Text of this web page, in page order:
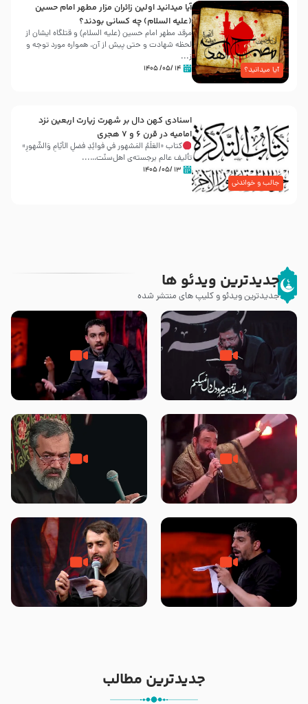
آیا میدانید؟
آیا میدانید اولین زائران مزار مطهر امام حسین
(علیه السلام) چه کسانی بودند؟
مرقد مطهر امام حسین (علیه السلام) و قتلگاه ایشان از
لحظه شهادت و حتی پیش از آن، همواره مورد توجه و
ز...
۱۴ /۰۵/ ۱۴۰۵
جالب و خواندنی
اسنادی کهن دال بر شهرت زیارت اربعین نزد
امامیه در قرن ۶ و ۷ هجری
کتاب «العَلَمُ المَشهور في فَوائِدِ فَضلِ الأيّامِ وَالشُّهورِ»
تألیف عالم برجسته‌ی اهل‌سنّت…...
۱۳ /۰۵/ ۱۴۰۵
جدیدترین ویدئو ها
جدیدترین ویدئو و کلیپ های منتشر شده
مصداق کربلا – حاج حسین سیب
سرخی
شور ، حسینا! به‌ حق زهرا «أُنْظُرْ
إِلَینا» – عزاداری شب هفتم ماه
جانا جانا ابی عبدالله – کربلایی جواد
مقدم – شب هشتم محرم 1448 –
مادر منم مثل تو خمیدم – حاج
محمود کریمی – شهادت حضرت
هیئت رایة العباس علیه السلام
تک ، عبّاس، صاحب دل‌هاست –
حاج حنیف طاهری – عزاداری شب
من غلام نوکراتم من عاشق کربلاتم
– شور زمینه – شب هفتم – محرم
جدیدترین مطالب